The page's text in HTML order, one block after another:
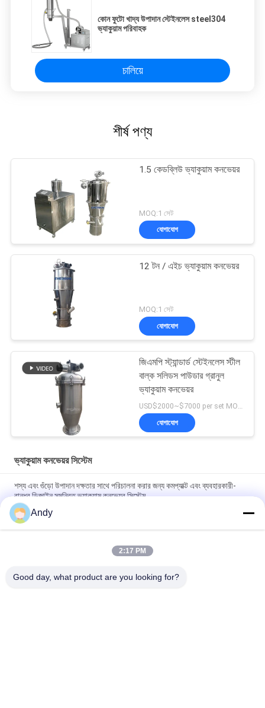
কোন ফুটো খাদ্য উপাদান স্টেইনলেস steel304
ভ্যাকুয়াম পরিবাহক
চালিয়ে
শীর্ষ পণ্য
1.5 কেডব্লিউ ভ্যাকুয়াম কনভেয়র
MOQ:1 সেট
যোগাযোগ
12 টন / এইচ ভ্যাকুয়াম কনভেয়র
MOQ:1 সেট
যোগাযোগ
জিএমপি স্ট্যান্ডার্ড স্টেইনলেস স্টীল
বাল্ক সলিডস পাউডার গ্রানুল
ভ্যাকুয়াম কনভেয়র
USD$2000~$7000 per set MOQ:1 সেট
যোগাযোগ
ভ্যাকুয়াম কনভেয়র সিস্টেম
শস্য এবং গুঁড়ো উপাদান দক্ষতার সাথে পরিচালনা করার জন্য কমপ্যাক্ট এবং ব্যবহারকারী-
বান্ধব ডিজাইন সমন্বিত ভ্যাকুয়াম কনভেয়র সিস্টেম
শিল্প প্রক্রিয়ায় কণিকাকার পদার্থের অবিচ্ছিন্ন খাওয়ানো এবং নিষ্কাশনের জন্য স্বয়ংক্রিয়
ভ্যাকুয়াম কনভেয়র সিস্টেম
ভ্যাকুয়াম কনভেয়র সিস্টেমগুলি ধুলো মুক্ত বন্ধ পাইপলাইন প্রযুক্তির সাথে পাউডার এবং
Andy
2:17 PM
Good day, what product are you looking for?